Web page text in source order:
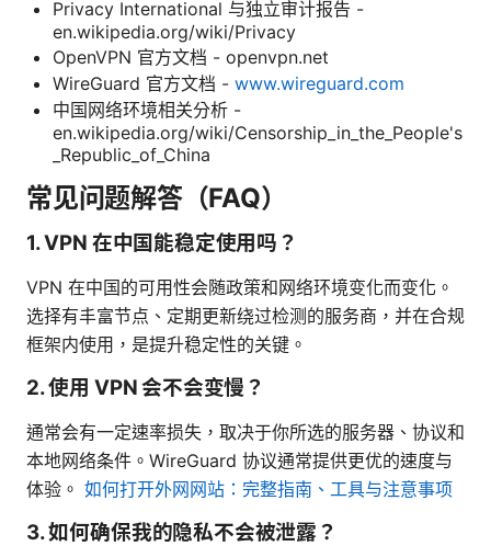
Privacy International 与独立审计报告 -
en.wikipedia.org/wiki/Privacy
OpenVPN 官方文档 - openvpn.net
WireGuard 官方文档 - www.wireguard.com
中国网络环境相关分析 -
en.wikipedia.org/wiki/Censorship_in_the_People's
_Republic_of_China
常见问题解答（FAQ）
1. VPN 在中国能稳定使用吗？
VPN 在中国的可用性会随政策和网络环境变化而变化。
选择有丰富节点、定期更新绕过检测的服务商，并在合规
框架内使用，是提升稳定性的关键。
2. 使用 VPN 会不会变慢？
通常会有一定速率损失，取决于你所选的服务器、协议和
本地网络条件。WireGuard 协议通常提供更优的速度与
体验。 如何打开外网网站：完整指南、工具与注意事项
3. 如何确保我的隐私不会被泄露？